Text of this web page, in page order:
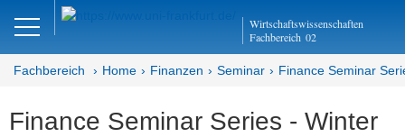
Wirtschaftswissenschaften
Fachbereich 02
DE Close
Finanzen
Fachbereich Home Finanzen Seminar Finance Seminar
Finance Seminar Series - Winter